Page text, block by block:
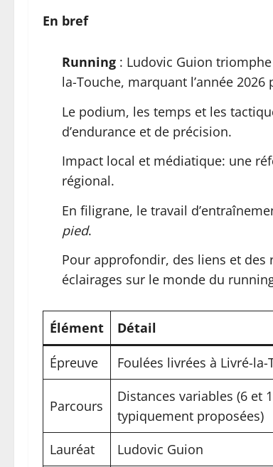
En bref
Running : Ludovic Guion
la-Touche, marquant l’année
Le podium, les temps et les
d’endurance et de précision.
Impact local et médiatique: une
régional.
En filigrane, le travail
pied.
Pour approfondir, des liens et des
éclairages sur le monde du
Élément Détail
Épreuve Foulées livrées à Livré-la-
Parcours
Distances variables (6 et
typiquement proposées)
Lauréat
Ludovic Guion